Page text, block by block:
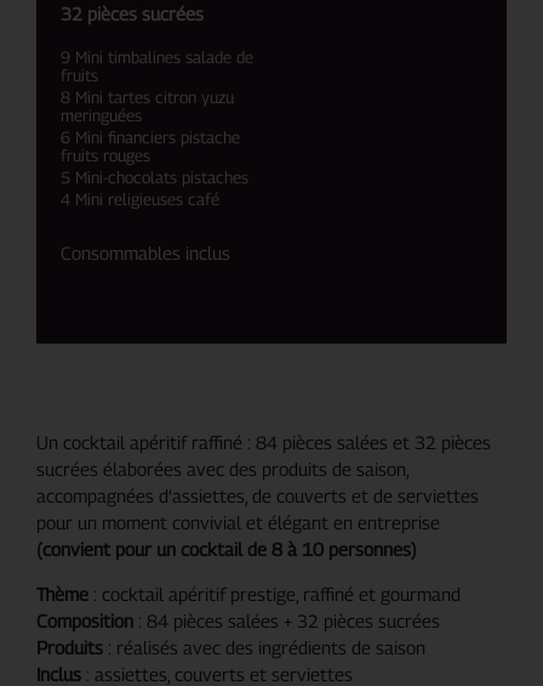
32 pièces sucrées
9 Mini timbalines salade de
fruits
8 Mini tartes citron yuzu
meringuées
6 Mini financiers pistache
fruits rouges
5 Mini-chocolats pistaches
4 Mini religieuses café
Consommables inclus
Un cocktail apéritif raffiné : 84 pièces salées et 32 pièces
sucrées élaborées avec des produits de saison,
accompagnées d’assiettes, de couverts et de serviettes
pour un moment convivial et élégant en entreprise
(convient pour un cocktail de 8 à 10 personnes)
Thème : cocktail apéritif prestige, raffiné et gourmand
Composition : 84 pièces salées + 32 pièces sucrées
Produits : réalisés avec des ingrédients de saison
Inclus : assiettes, couverts et serviettes